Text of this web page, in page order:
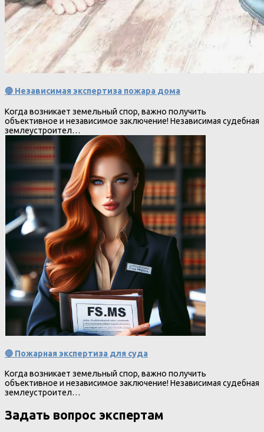
🔴 Независимая экспертиза пожара дома
Когда возникает земельный спор, важно получить
объективное и независимое заключение! Независимая судебная
землеустроител…
🔴 Пожарная экспертиза для суда
Когда возникает земельный спор, важно получить
объективное и независимое заключение! Независимая судебная
землеустроител…
Задать вопрос экспертам